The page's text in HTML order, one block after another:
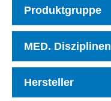
Produktgruppe
MED. Disziplinen
Hersteller